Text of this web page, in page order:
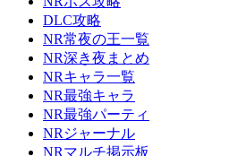
DLC攻略
NR常夜の王一覧
NR深き夜まとめ
NRキャラ一覧
NR最強キャラ
NR最強パーティ
NRジャーナル
NRマルチ掲示板